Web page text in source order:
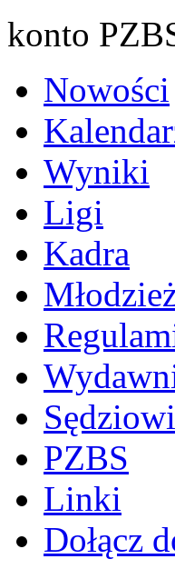
konto
Nowości
Wyniki
Ligi
Kadra
PZBS
Linki
Dołącz